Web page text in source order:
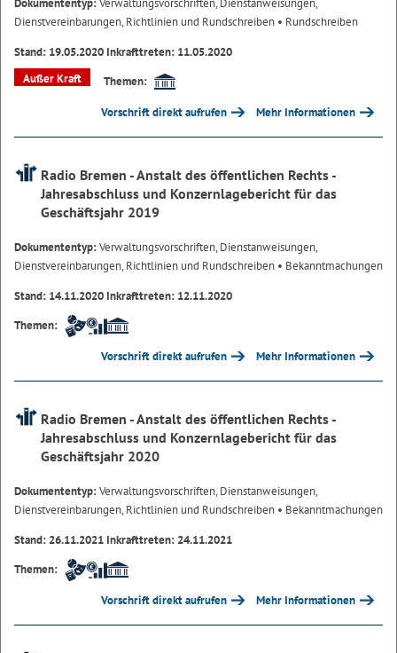
Dienstvereinbarungen, Richtlinien und Rundschreiben • Rundschreiben
Stand: 19.05.2020 Inkrafttreten: 11.05.2020
Außer Kraft
Themen:
Vorschrift direkt aufrufen Mehr Informationen
Radio Bremen - Anstalt des öffentlichen Rechts -
Jahresabschluss und Konzernlagebericht für das
Geschäftsjahr 2019
Dokumententyp:Verwaltungsvorschriften, Dienstanweisungen,
Dienstvereinbarungen, Richtlinien und Rundschreiben • Bekanntmachungen
Stand: 14.11.2020 Inkrafttreten: 12.11.2020
Themen:
Vorschrift direkt aufrufen Mehr Informationen
Radio Bremen - Anstalt des öffentlichen Rechts -
Jahresabschluss und Konzernlagebericht für das
Geschäftsjahr 2020
Dokumententyp:Verwaltungsvorschriften, Dienstanweisungen,
Dienstvereinbarungen, Richtlinien und Rundschreiben • Bekanntmachungen
Stand: 26.11.2021 Inkrafttreten: 24.11.2021
Themen:
Vorschrift direkt aufrufen Mehr Informationen